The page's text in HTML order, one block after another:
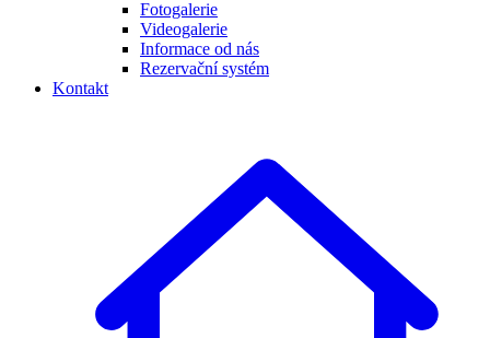
Fotogalerie
Videogalerie
Informace od nás
Rezervační systém
Kontakt